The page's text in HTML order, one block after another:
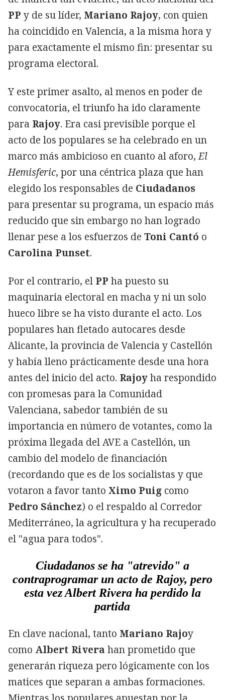
PP y de su líder, Mariano Rajoy, con quien
ha coincidido en Valencia, a la misma hora y
para exactamente el mismo fin: presentar su
programa electoral.
Y este primer asalto, al menos en poder de
convocatoria, el triunfo ha ido claramente
para Rajoy. Era casi previsible porque el
acto de los populares se ha celebrado en un
marco más ambicioso en cuanto al aforo,El
Hemisferic, por una céntrica plaza que han
elegido los responsables de Ciudadanos
para presentar su programa, un espacio más
reducido que sin embargo no han logrado
llenar pese a los esfuerzos de Toni Cantó o
Carolina Punset.
Por el contrario, el PP ha puesto su
maquinaria electoral en macha y ni un solo
hueco libre se ha visto durante el acto. Los
populares han fletado autocares desde
Alicante, la provincia de Valencia y Castellón
y había lleno prácticamente desde una hora
antes del inicio del acto. Rajoyha respondido
con promesas para la Comunidad
Valenciana, sabedor también de su
importancia en número de votantes, como la
próxima llegada del AVE a Castellón, un
cambio del modelo de financiación
(recordando que es de los socialistas y que
votaron a favor tanto Ximo Puig como
Pedro Sánchez) o el respaldo al Corredor
Mediterráneo, la agricultura y ha recuperado
el "agua para todos".
Ciudadanos se ha "atrevido" a
contraprogramar un acto de Rajoy, pero
esta vez Albert Rivera ha perdido la
partida
En clave nacional, tanto Mariano Rajoy
como Albert Rivera han prometido que
generarán riqueza pero lógicamente con los
matices que separan a ambas formaciones.